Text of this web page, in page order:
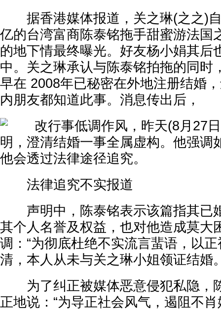
据香港媒体报道，关之琳(之之)自
亿的台湾富商陈泰铭拖手甜蜜游法国
的地下情最终曝光。好友杨小娟其后
中。关之琳承认与陈泰铭拍拖的同时
早在 2008年已秘密在外地注册结婚
内朋友都知道此事。消息传出后，
改行事低调作风，昨天(8月27日
明，澄清结婚一事全属虚构。他强调
他会透过法律途径追究。
法律追究不实报道
声明中，陈泰铭表示该篇指其已
其个人名誉及权益，也对他造成莫大
调：“为彻底杜绝不实流言蜚语，以
清，本人从未与关之琳小姐领证结婚
为了纠正被媒体恶意侵犯私隐，
正地说：“为导正社会风气，遏阻不